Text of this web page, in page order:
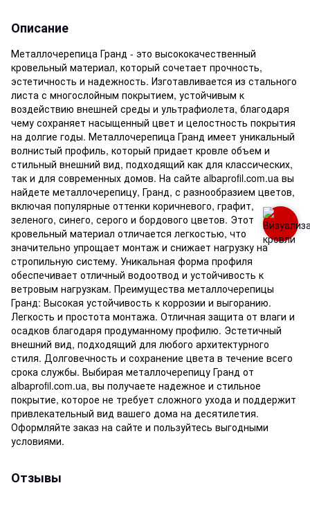
Описание
Металлочерепица Гранд - это высококачественный
кровельный материал, который сочетает прочность,
эстетичность и надежность. Изготавливается из стального
листа с многослойным покрытием, устойчивым к
воздействию внешней среды и ультрафиолета, благодаря
чему сохраняет насыщенный цвет и целостность покрытия
на долгие годы. Металлочерепица Гранд имеет уникальный
волнистый профиль, который придает кровле объем и
стильный внешний вид, подходящий как для классических,
так и для современных домов. На сайте albaprofil.com.ua вы
найдете металлочерепицу, Гранд, с разнообразием цветов,
включая популярные оттенки коричневого, графит,
зеленого, синего, серого и бордового цветов. Этот
кровельный материал отличается легкостью, что
значительно упрощает монтаж и снижает нагрузку на
стропильную систему. Уникальная форма профиля
обеспечивает отличный водоотвод и устойчивость к
ветровым нагрузкам. Преимущества металлочерепицы
Гранд: Высокая устойчивость к коррозии и выгоранию.
Легкость и простота монтажа. Отличная защита от влаги и
осадков благодаря продуманному профилю. Эстетичный
внешний вид, подходящий для любого архитектурного
стиля. Долговечность и сохранение цвета в течение всего
срока службы. Выбирая металлочерепицу Гранд от
albaprofil.com.ua, вы получаете надежное и стильное
покрытие, которое не требует сложного ухода и поддержит
привлекательный вид вашего дома на десятилетия.
Оформляйте заказ на сайте и пользуйтесь выгодными
условиями.
Отзывы